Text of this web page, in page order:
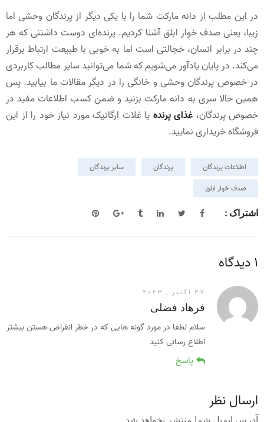
در این مطلب از دانه مارکت شما را با یکی دیگر از پرندگان وحشی اما
زیبا، یعنی صدف خوار ابلق آشنا کردیم. پرنده‌ای دوست داشتنی که هر
چند در برابر انسان، خجالتی است اما به خوبی با طبیعت ارتباط برقرار
می‌کند. در پایان یادآور می‌شویم که شما می‌توانید سایر مطالب کاربردی
در خصوص پرندگان وحشی و خانگی را در دیگر مقالات ما بیابید. پس
همین حالا سری به دانه مارکت بزنید و ضمن کسب اطلاعات مفید در
خصوص پرندگان، غذای پرنده یا غلات ارگانیک مورد نیاز خود را از این
فروشگاه خریداری نمایید.
اطلاعات پرندگان پرندگان
سایر پرندگان
صدف خوار ابلق
اشتراک :
1 دیدگاه
27 اکتبر , 2023
فرهاد فضلی
سلام لطفا در مورد گونه هایی که در خطر انقراض هستن بیشتر
اطلاع رسانی کنید
پاسخ
ارسال نظر